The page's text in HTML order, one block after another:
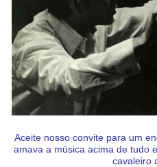
Aceite nosso convite para um
amava a música acima de tudo
cavaleiro